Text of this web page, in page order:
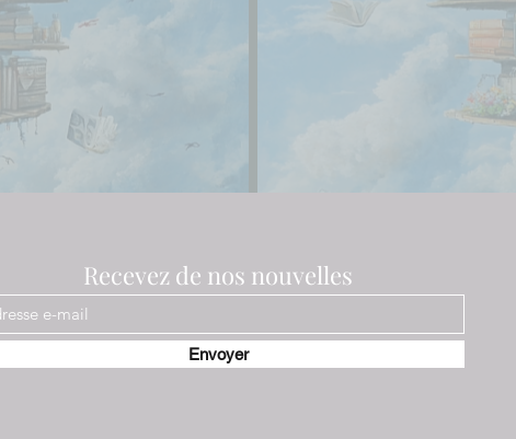
Recevez de nos nouvelles
Envoyer